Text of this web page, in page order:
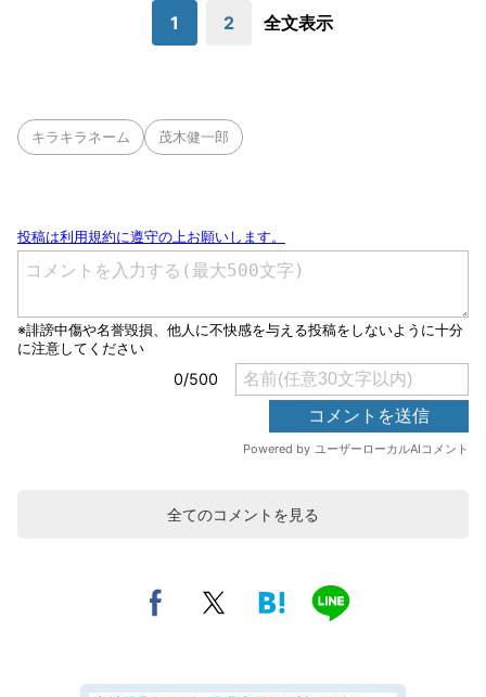
1 2 全文表示
キラキラネーム 茂木健一郎
全てのコメントを見る